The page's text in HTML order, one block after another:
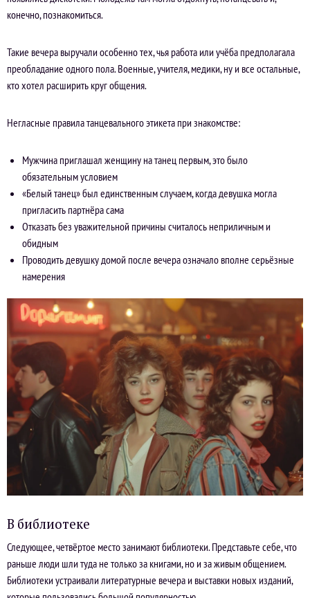
конечно, познакомиться.
Такие вечера выручали особенно тех, чья работа или учёба предполагала
преобладание одного пола. Военные, учителя, медики, ну и все остальные,
кто хотел расширить круг общения.
Негласные правила танцевального этикета при знакомстве:
Мужчина приглашал женщину на танец первым, это было
обязательным условием
«Белый танец» был единственным случаем, когда девушка могла
пригласить партнёра сама
Отказать без уважительной причины считалось неприличным и
обидным
Проводить девушку домой после вечера означало вполне серьёзные
намерения
В библиотеке
Следующее, четвёртое место занимают библиотеки. Представьте себе, что
раньше люди шли туда не только за книгами, но и за живым общением.
Библиотеки устраивали литературные вечера и выставки новых изданий,